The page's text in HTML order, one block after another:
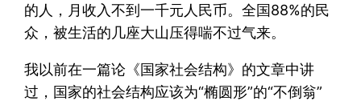
的人，月收入不到一千元人民币。全国88%的民
众，被生活的几座大山压得喘不过气来。
我以前在一篇论《国家社会结构》的文章中讲
过，国家的社会结构应该为“椭圆形”的“不倒翁”